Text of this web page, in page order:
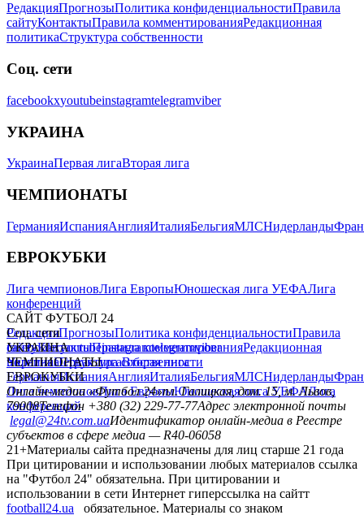
РедакцияПрогнозыПолитика конфиденциальностиПравила
сайтуКонтактыПравила комментированияРедакционная
политикаСтруктура собственности
Соц. сети
facebookxyoutubeinstagramtelegramviber
УКРАИНА
УкраинаПервая лигаВторая лига
ЧЕМПИОНАТЫ
ГерманияИспанияАнглияИталияБельгияМЛСНидерланды
ЕВРОКУБКИ
Лига чемпионовЛига ЕвропыЮношеская лига УЕФАЛига
конференций
САЙТ ФУТБОЛ 24
РедакцияПрогнозыПолитика конфиденциальностиПравила
сайтуКонтактыПравила комментированияРедакционная
политикаСтруктура собственности
Соц. сети
facebookxyoutubeinstagramtelegramviber
УКРАИНА
УкраинаПервая лигаВторая лига
ЧЕМПИОНАТЫ
ГерманияИспанияАнглияИталияБельгияМЛСНидерланды
ЕВРОКУБКИ
Лига чемпионовЛига ЕвропыЮношеская лига УЕФАЛига
конференций
Онлайн-медиа «Футбол 24»пл. Галицкая, дом. 15, м. Львов,
79008Телефон +380 (32) 229-77-77Адрес электронной почты
legal@24tv.com.uaИдентификатор онлайн-медиа в Реестре
субъектов в сфере медиа — R40-06058
21+Материалы сайта предназначены для лиц старше 21 года
При цитировании и использовании любых материалов ссылка
на "Футбол 24" обязательна. При цитировании и
использовании в сети Интернет гиперссылка на сайтт
football24.ua
обязательное. Материалы со знаком